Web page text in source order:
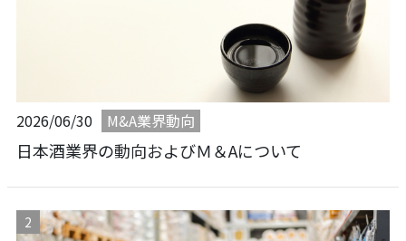
2026/06/30 M&A業界動向
日本酒業界の動向およびＭ＆Aについて